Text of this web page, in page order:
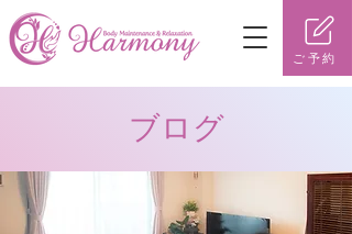
ご予約
ブログ